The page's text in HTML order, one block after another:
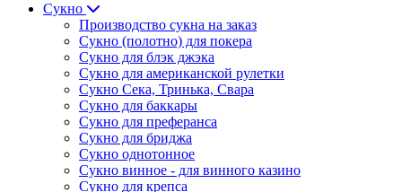
Сукно
Производство сукна на заказ
Сукно (полотно) для покера
Сукно для блэк джэка
Сукно для американской рулетки
Сукно Сека, Тринька, Свара
Сукно для баккары
Сукно для преферанса
Сукно для бриджа
Сукно однотонное
Сукно винное - для винного казино
Сукно для крепса